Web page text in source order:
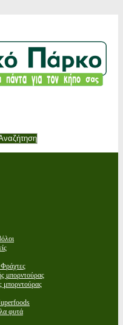
μπορντούρας
φυτά